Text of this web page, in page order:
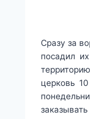
Сразу за
посадил
церковь